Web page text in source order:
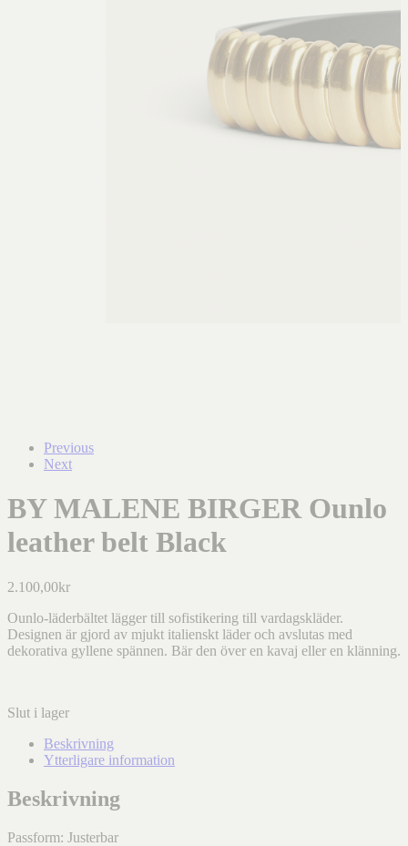
Previous
Next
BY MALENE BIRGER Ounlo
leather belt Black
2.100,00kr
Ounlo-läderbältet lägger till sofistikering till vardagskläder.
Designen är gjord av mjukt italienskt läder och avslutas med
dekorativa gyllene spännen. Bär den över en kavaj eller en klänning.
Slut i lager
Beskrivning
Ytterligare information
Beskrivning
Passform: Justerbar